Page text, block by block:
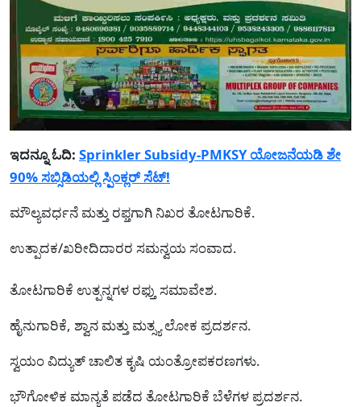
ಇದನ್ನೂ ಓದಿ: Sprinkler Subsidy-PMKSY ಯೋಜನೆಯಡಿ ಶೇ
90% ಸಬ್ಸಿಡಿಯಲ್ಲಿ ಸ್ಪಿಂಕ್ಲರ್ ಸೆಟ್!
ಮೌಲ್ಯವರ್ಧನೆ ಮತ್ತು ರಫ್ತಗಾಗಿ ನಿಖರ ತೋಟಗಾರಿಕೆ.
ಉತ್ಪಾದಕ/ಖರೀದಿದಾರರ ಸಮನ್ವಯ ಸಂವಾದ.
ತೋಟಗಾರಿಕೆ ಉತ್ಪನ್ನಗಳ ರಫ್ತು ಸಮಾವೇಶ.
ಹೈನುಗಾರಿಕೆ, ಶ್ವಾನ ಮತ್ತು ಮತ್ಸ್ಯ ಲೋಕ ಪ್ರದರ್ಶನ.
ಸ್ವಯಂ ವಿದ್ಯುತ್ ಚಾಲಿತ ಕೃಷಿ ಯಂತ್ರೋಪಕರಣಗಳು.
ಭೌಗೋಳಿಕ ಮಾನ್ಯತೆ ಪಡೆದ ತೋಟಗಾರಿಕೆ ಬೆಳೆಗಳ ಪ್ರದರ್ಶನ.